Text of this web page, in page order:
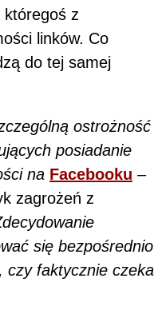
któregoś z
linków. Co
do tej samej
ostrożność
posiadanie
na Facebooku –
zagrożeń z
się bezpośrednio
czy faktycznie czeka